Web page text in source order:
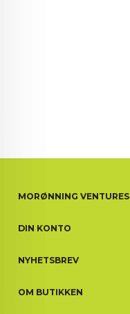
MORØNNING VENTURES
DIN KONTO
NYHETSBREV
OM BUTIKKEN